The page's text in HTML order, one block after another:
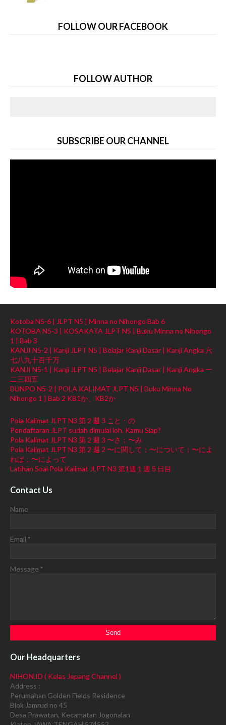
FOLLOW OUR FACEBOOK
FOLLOW AUTHOR
SUBSCRIBE OUR CHANNEL
Kotoba N5-6 | JLPT N5 | Minna no Nihongo Bab 6
KOTOBA N5-3 | KOSAKATA JLPT N5 | Buku Minna no Nihongo
1 | Bab 3
KANJI N5-2 | Kanji JLPT N5 | Belajar Kanji Dasar | Kanji Angka 六
七八九十百千万
KANJI N5-1 | Kanji JLPT N5 | Belajar Kanji Dasar | Kanji Angka 一
二三四五
BUNPO N5-2 | POLA KALIMAT JLPT N5 | Buku Minna No
Nihongo 1 | Bab 2 KB1か、KB2か
Pola Kalimat JLPT N3 第２週３こと・の
Pendaftaran JLPT sudah dimulai loh. Kamu Siap?
Pola Kalimat JLPT N3 第２週３〜さ；〜み
Pola Kalimat JLPT N3 第 2 週 2 〜に関して；〜について；〜によ
れば；〜によって
Latihan Soal Pola Kalimat JLPT N3 第1週１週５日目
Contact Us
Name
Email *
Message *
Our Headquarters
NIHON.ID ( Kelas Jepang Channel )
Address :
Perumahan Golden Fields Residence
Blok Jamrud no 45
Desa Prawatan, Kecamatan Jogonalan